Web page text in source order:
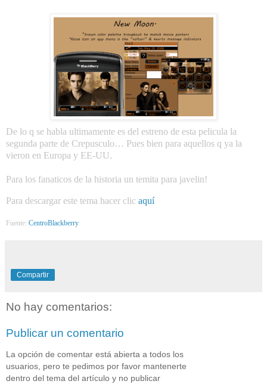
De lo q se habla ultimamente es del estreno de esta pelicula la
segunda parte de Crepusculo… Pues bien para aquellos q ya la
vieron en Europa y EE-UU.
Para los fanaticos de la historia un temita para javelin!
Para descargar este tema hacer clic aquí
Fuente: CentroBlackberry
Compartir
No hay comentarios:
Publicar un comentario
La opción de comentar está abierta a todos los
usuarios, pero te pedimos por favor mantenerte
dentro del tema del artículo y no publicar